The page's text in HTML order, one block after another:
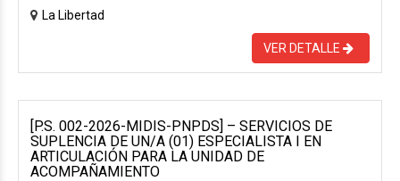
La Libertad
VER DETALLE
[P.S. 002-2026-MIDIS-PNPDS] – SERVICIOS DE
SUPLENCIA DE UN/A (01) ESPECIALISTA I EN
ARTICULACIÓN PARA LA UNIDAD DE
ACOMPAÑAMIENTO